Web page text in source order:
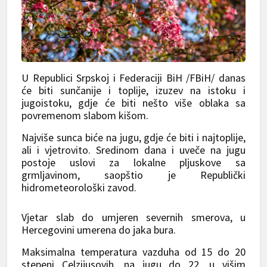
U Republici Srpskoj i Federaciji BiH /FBiH/ danas
će biti sunčanije i toplije, izuzev na istoku i
jugoistoku, gdje će biti nešto više oblaka sa
povremenom slabom kišom.
Najviše sunca biće na jugu, gdje će biti i najtoplije,
ali i vjetrovito. Sredinom dana i uveče na jugu
postoje uslovi za lokalne pljuskove sa
grmljavinom, saopštio je Republički
hidrometeorološki zavod.
Vjetar slab do umjeren severnih smerova, u
Hercegovini umerena do jaka bura.
Maksimalna temperatura vazduha od 15 do 20
stepeni Celzijusovih, na jugu do 22, u višim